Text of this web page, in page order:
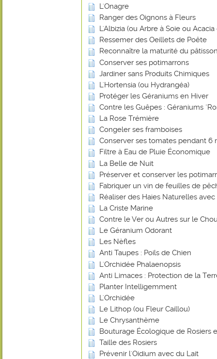
L'Onagre
Ranger des Oignons à Fleurs
L'Albizia (ou Arbre à Soie ou
Ressemer des Oeillets de Poête
Reconnaître la maturité du
Conserver ses potimarrons
Jardiner sans Produits Chimiques
L'Hortensia (ou Hydrangéa)
Protéger les Géraniums en Hiver
Contre les Guêpes : Géraniums
La Rose Trémière
Congeler ses framboises
Conserver ses tomates pendant 6
Filtre à Eau de Pluie Économique
La Belle de Nuit
Préserver et conserver les
Fabriquer un vin de feuilles de
Réaliser des Haies Naturelles
La Criste Marine
Contre le Ver ou Autres sur le
Le Géranium Odorant
Les Nèfles
Anti Taupes : Poils de Chien
L'Orchidée Phalaenopsis
Anti Limaces : Protection de la
Planter Intelligemment
L'Orchidée
Le Lithop (ou Fleur Caillou)
Le Chrysanthème
Bouturage Écologique de Rosiers
Taille des Rosiers
Prévenir l'Oidium avec du Lait